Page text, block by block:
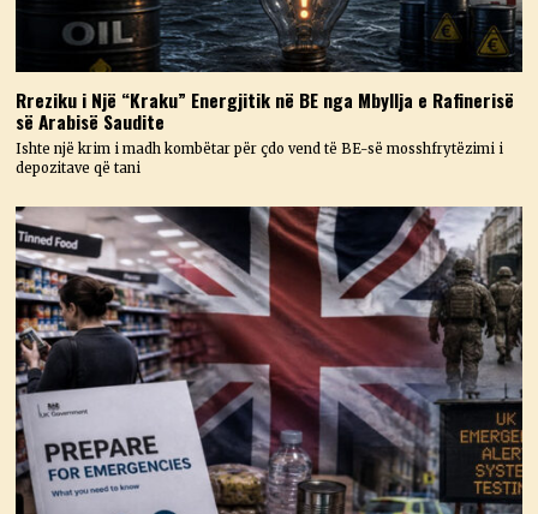
Rreziku i Një “Kraku” Energjitik në BE nga Mbyllja e Rafinerisë
së Arabisë Saudite
Ishte një krim i madh kombëtar për çdo vend të BE-së mosshfrytëzimi i
depozitave që tani